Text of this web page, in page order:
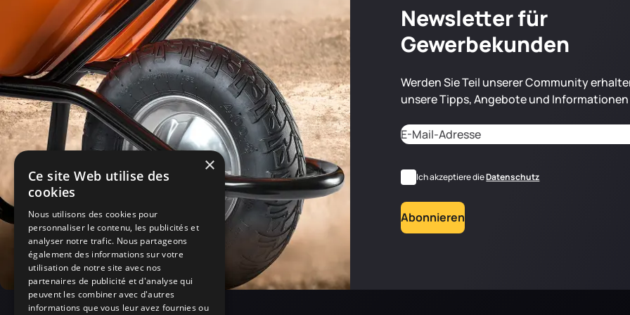
Newsletter für
Gewerbekunden
Werden Sie Teil unserer Community
unsere Tipps, Angebote und
Adresse email
RGPDIch akzeptiere dieDatenschutz
CAPTCHA
Abonnieren
×
Ce site Web utilise des
cookies
Nous utilisons des cookies pour
personnaliser le contenu, les publicités et
analyser notre trafic. Nous partageons
également des informations sur votre
utilisation de notre site avec nos
partenaires de publicité et d'analyse qui
peuvent les combiner avec d'autres
informations que vous leur avez fournies ou